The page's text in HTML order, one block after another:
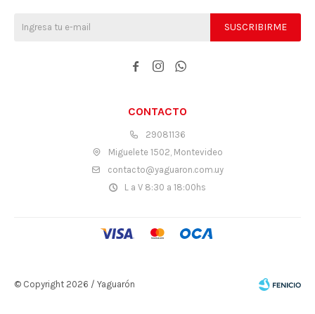
CONTACTO
29081136
Miguelete 1502, Montevideo
contacto@yaguaron.com.uy
L a V 8:30 a 18:00hs
SUSCRIBIRME
  
© Copyright 2026 / Yaguarón